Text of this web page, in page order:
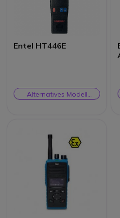
Entel HT446E
Alternatives Modell
ansehen